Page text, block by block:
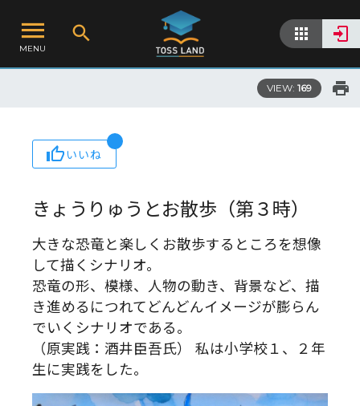
MENU
VIEW: 169
いいね
きょうりゅうとお散歩（第３時）
大きな恐竜と楽しくお散歩するところを想像
して描くシナリオ。
恐竜の形、模様、人物の動き、背景など、描
き進めるにつれてどんどんイメージが膨らん
でいくシナリオである。
（原実践：酒井臣吾氏） 私は小学校１、２年
生に実践をした。